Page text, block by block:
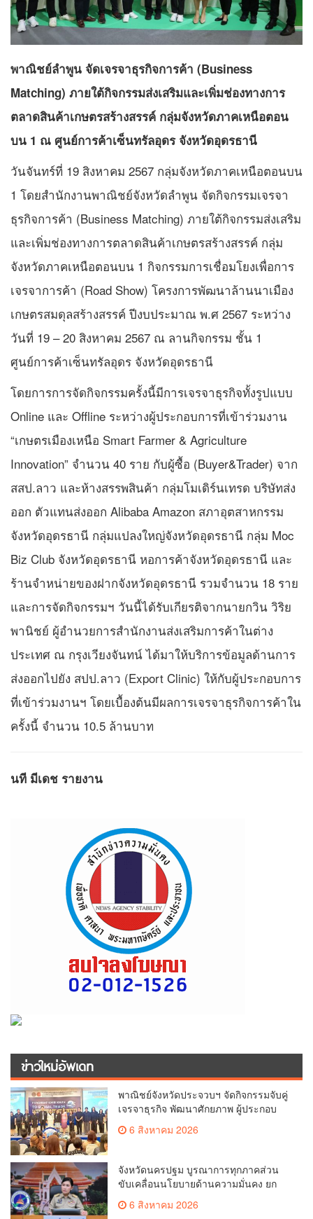
พาณิชย์ลำพูน จัดเจรจาธุรกิจการค้า (Business
Matching) ภายใต้กิจกรรมส่งเสริมและเพิ่มช่องทางการ
ตลาดสินค้าเกษตรสร้างสรรค์ กลุ่มจังหวัดภาคเหนือตอน
บน 1 ณ ศูนย์การค้าเซ็นทรัลอุดร จังหวัดอุดรธานี
วันจันทร์ที่ 19 สิงหาคม 2567 กลุ่มจังหวัดภาคเหนือตอนบน
1 โดยสำนักงานพาณิชย์จังหวัดลำพูน จัดกิจกรรมเจรจา
ธุรกิจการค้า (Business Matching) ภายใต้กิจกรรมส่งเสริม
และเพิ่มช่องทางการตลาดสินค้าเกษตรสร้างสรรค์ กลุ่ม
จังหวัดภาคเหนือตอนบน 1 กิจกรรมการเชื่อมโยงเพื่อการ
เจรจาการค้า (Road Show) โครงการพัฒนาล้านนาเมือง
เกษตรสมดุลสร้างสรรค์ ปีงบประมาณ พ.ศ 2567 ระหว่าง
วันที่ 19 – 20 สิงหาคม 2567 ณ ลานกิจกรรม ชั้น 1
ศูนย์การค้าเซ็นทรัลอุดร จังหวัดอุดรธานี
โดยการการจัดกิจกรรมครั้งนี้มีการเจรจาธุรกิจทั้งรูปแบบ
Online และ Offline ระหว่างผู้ประกอบการที่เข้าร่วมงาน
“เกษตรเมืองเหนือ Smart Farmer & Agriculture
Innovation” จำนวน 40 ราย กับผู้ซื้อ (Buyer&Trader) จาก
สสป.ลาว และห้างสรรพสินค้า กลุ่มโมเดิร์นเทรด บริษัทส่ง
ออก ตัวแทนส่งออก Alibaba Amazon สภาอุตสาหกรรม
จังหวัดอุดรธานี กลุ่มแปลงใหญ่จังหวัดอุดรธานี กลุ่ม Moc
Biz Club จังหวัดอุดรธานี หอการค้าจังหวัดอุดรธานี และ
ร้านจำหน่ายของฝากจังหวัดอุดรธานี รวมจำนวน 18 ราย
และการจัดกิจกรรมฯ วันนี้ได้รับเกียรติจากนายกวิน วิริย
พานิชย์ ผู้อำนวยการสำนักงานส่งเสริมการค้าในต่าง
ประเทศ ณ กรุงเวียงจันทน์ ได้มาให้บริการข้อมูลด้านการ
ส่งออกไปยัง สปป.ลาว (Export Clinic) ให้กับผู้ประกอบการ
ที่เข้าร่วมงานฯ โดยเบื้องต้นมีผลการเจรจาธุรกิจการค้าใน
ครั้งนี้ จำนวน 10.5 ล้านบาท
นที มีเดช รายงาน
ข่าวใหม่อัพเดท
พาณิชย์จังหวัดประจวบฯ จัดกิจกรรมจับคู่
เจรจาธุรกิจ พัฒนาศักยภาพ ผู้ประกอบ
ระหว่างประเทศ
6 สิงหาคม 2026
จังหวัดนครปฐม บูรณาการทุกภาคส่วน
ขับเคลื่อนนโยบายด้านความมั่นคง ยก
เทคโนโลยี
6 สิงหาคม 2026